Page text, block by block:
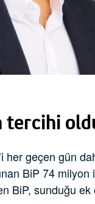
tercihi
geçen gün
BiP 74 milyon
BiP, sunduğu